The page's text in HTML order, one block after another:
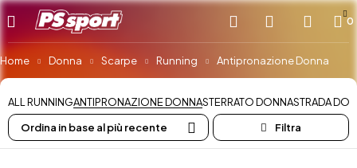
0
Home Donna Scarpe Running Antipronazione Donna
ALL RUNNINGANTIPRONAZIONE DONNASTERRATO DONNASTRADA
Ordina in base al più recente